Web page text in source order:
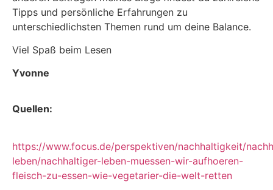
Tipps und persönliche Erfahrungen zu
unterschiedlichsten Themen rund um deine Balance.
Viel Spaß beim Lesen
Yvonne
Quellen:
https://www.focus.de/perspektiven/nachhaltigkeit/
leben/nachhaltiger-leben-muessen-wir-aufhoeren-
fleisch-zu-essen-wie-vegetarier-die-welt-retten